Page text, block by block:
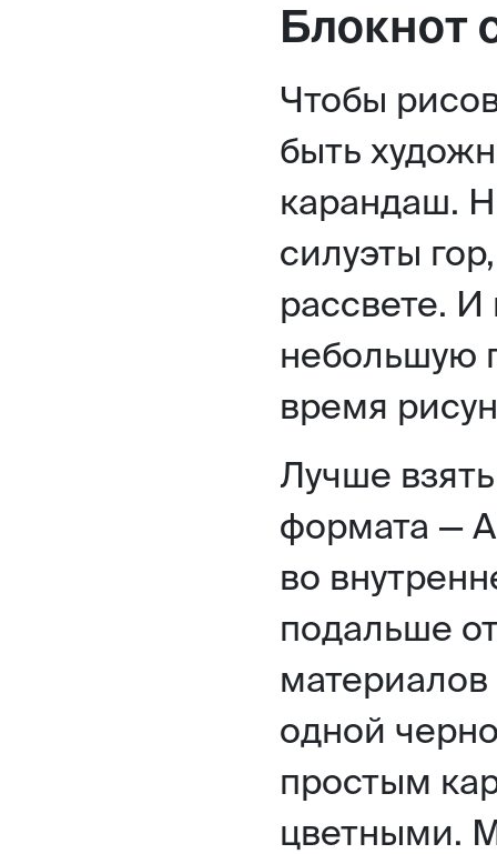
Блокнот
Чтобы
быть
карандаш.
силуэты
рассвете.
небольшую
время
Лучше
формата —
во
подальше
материалов
одной
простым
цветными.